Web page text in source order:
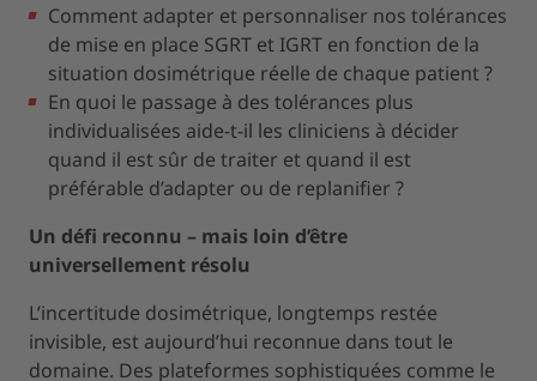
Comment adapter et personnaliser nos tolérances
de mise en place SGRT et IGRT en fonction de la
situation dosimétrique réelle de chaque patient ?
En quoi le passage à des tolérances plus
individualisées aide-t-il les cliniciens à décider
quand il est sûr de traiter et quand il est
préférable d’adapter ou de replanifier ?
Un défi reconnu – mais loin d’être
universellement résolu
L’incertitude dosimétrique, longtemps restée
invisible, est aujourd’hui reconnue dans tout le
domaine. Des plateformes sophistiquées comme le